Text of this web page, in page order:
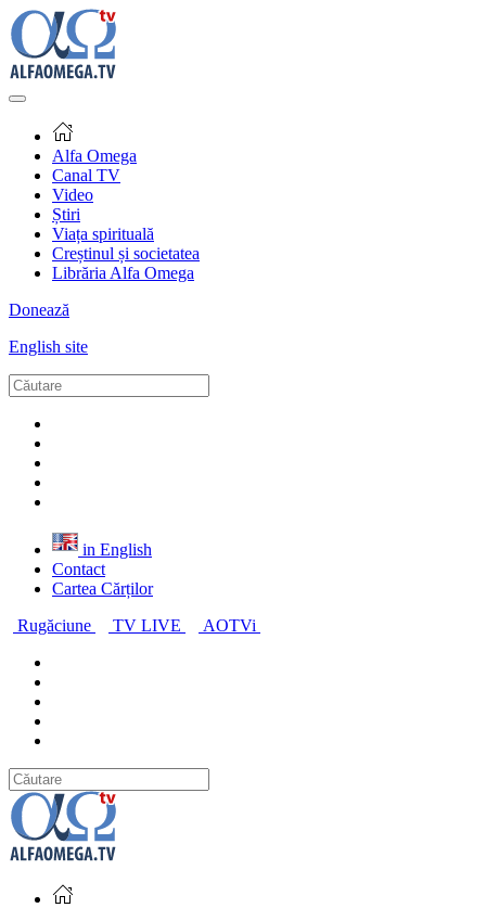
Alfa Omega
Canal TV
Video
Știri
Viața spirituală
Creștinul și societatea
Librăria Alfa Omega
Donează
English site
in English
Contact
Cartea Cărților
Rugăciune
TV LIVE AOTVi